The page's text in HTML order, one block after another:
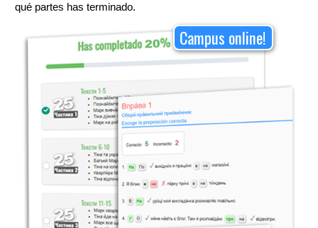
qué partes has terminado.
Campus online!